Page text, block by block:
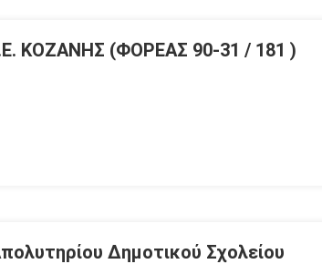
ΚΟΖΑΝΗΣ (ΦΟΡΕΑΣ 90-31 / 181 )
Δημοτικού Σχολείου